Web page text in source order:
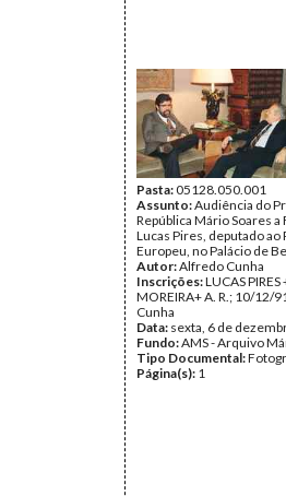
Pasta:05128.050.001
Assunto:Audiência do
República Mário Soares a
Lucas Pires, deputado
Europeu, no Palácio de
Autor:Alfredo Cunha
Inscrições:LUCAS PIRES
MOREIRA+ A. R.; 10/12/
Cunha
Data: sexta, 6 de
Fundo:AMS - Arquivo
Tipo Documental:
Página(s): 1